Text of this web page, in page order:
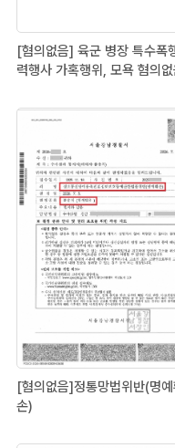
[혐의없음] 육군 병장 특수폭
력행사 가혹행위, 모욕 혐의없
[혐의없음]정통망법위반(명예
손)